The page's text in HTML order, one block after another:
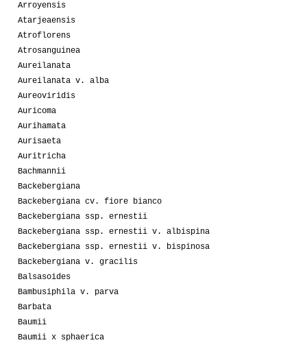
Arroyensis
Atarjeaensis
Atroflorens
Atrosanguinea
Aureilanata
Aureilanata v. alba
Aureoviridis
Auricoma
Aurihamata
Aurisaeta
Auritricha
Bachmannii
Backebergiana
Backebergiana cv. fiore bianco
Backebergiana ssp. ernestii
Backebergiana ssp. ernestii v. albispina
Backebergiana ssp. ernestii v. bispinosa
Backebergiana v. gracilis
Balsasoides
Bambusiphila v. parva
Barbata
Baumii
Baumii x sphaerica